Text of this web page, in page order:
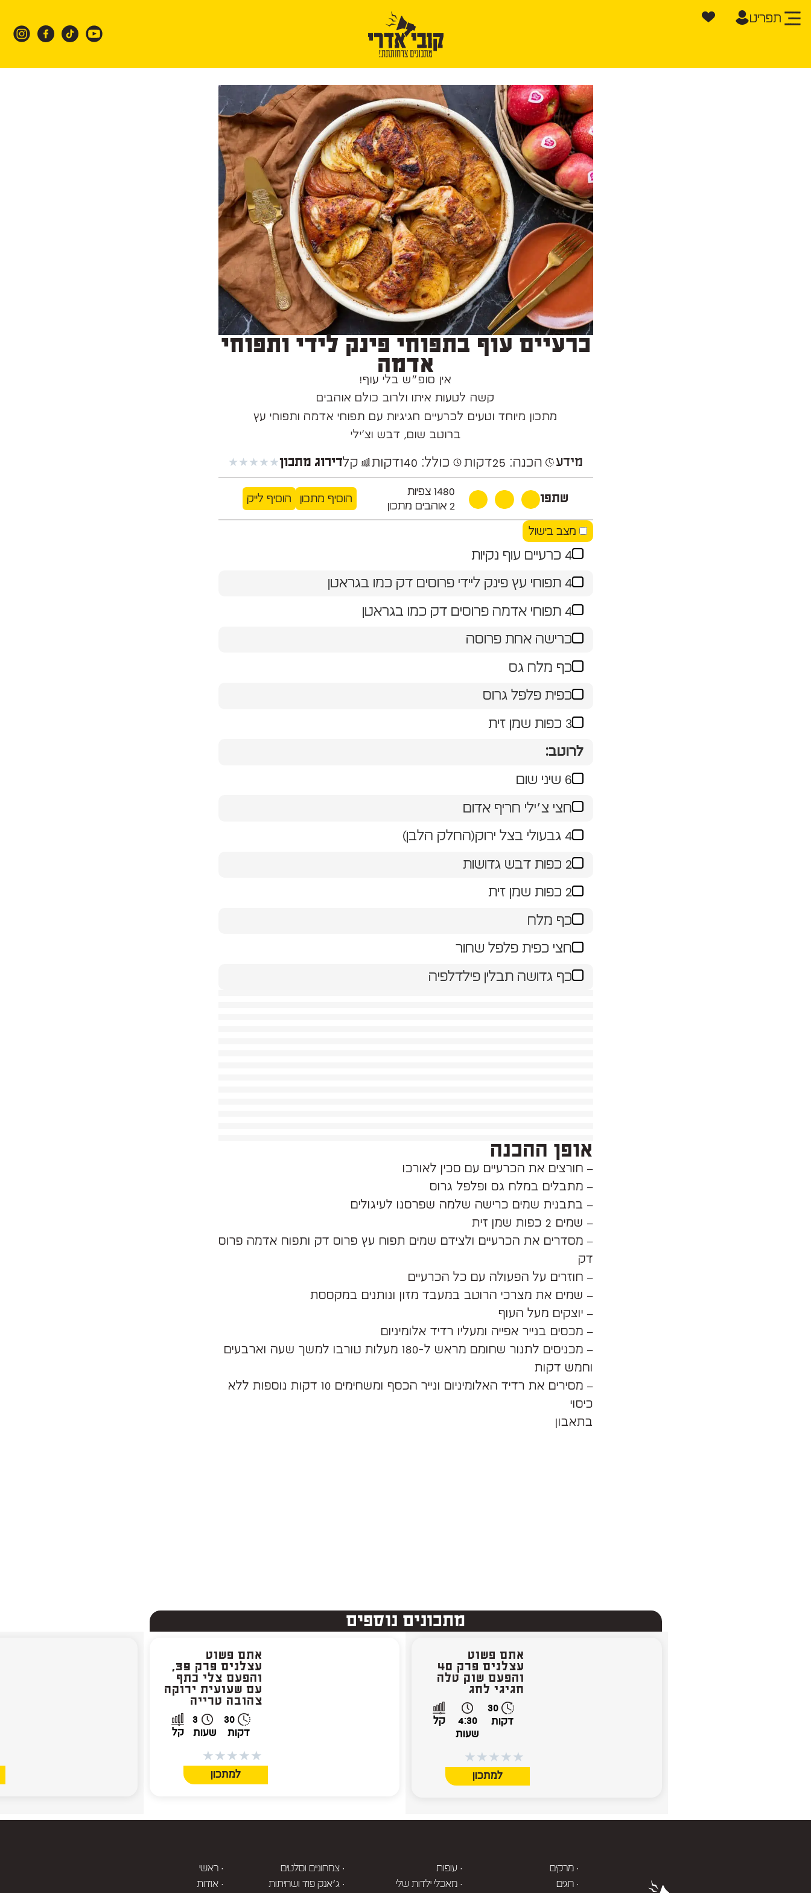
תפריט
כרעיים עוף בתפוחי פינק לידי ותפוחי
אדמה
אין סופ״ש בלי עוף!
קשה לטעות איתו ולרוב כולם אוהבים
מתכון מיוחד וטעים לכרעיים חגיגיות עם תפוחי אדמה ותפוחי עץ
ברוטב שום, דבש וצ’ילי
מידע הכנה: 25 דקות כולל: 140 דקות קלדירוג מתכון★
★
★
★
★
שתפו
1480צפיות
2 אוהבים מתכון
הוסיף מתכון הוסיף לייק
מצב בישול
4 כרעיים עוף נקיות
4 תפוחי עץ פינק ליידי פרוסים דק כמו בגראטן
4 תפוחי אדמה פרוסים דק כמו בגראטן
כרישה אחת פרוסה
כף מלח גס
כפית פלפל גרוס
3 כפות שמן זית
לרוטב:
6 שיני שום
חצי צ׳ילי חריף אדום
4 גבעולי בצל ירוק(החלק הלבן)
2 כפות דבש גדושות
2 כפות שמן זית
כף מלח
חצי כפית פלפל שחור
כף גדושה תבלין פילדלפיה
אופן ההכנה
– חורצים את הכרעיים עם סכין לאורכו
– מתבלים במלח גס ופלפל גרוס
– בתבנית שמים כרישה שלמה שפרסנו לעיגולים
– שמים 2 כפות שמן זית
– מסדרים את הכרעיים ולצידם שמים תפוח עץ פרוס דק ותפוח אדמה פרוס
דק
– חוזרים על הפעולה עם כל הכרעיים
– שמים את מצרכי הרוטב במעבד מזון ונותנים במקססת
– יוצקים מעל העוף
– מכסים בנייר אפייה ומעליו רדיד אלומיניום
– מכניסים לתנור שחומם מראש ל-180 מעלות טורבו למשך שעה וארבעים
וחמש דקות
– מסירים את רדיד האלומיניום ונייר הכסף ומשחימים 10 דקות נוספות ללא
כיסוי
בתאבון
מתכונים נוספים
אתם פשוט
עצלנים פרק 40
והפעם שוק טלה
חגיגי לחג
30
דקות
4:30
שעות
קל
★
★
★
★
★
למתכון
אתם פשוט
עצלנים פרק 39,
והפעם צלי כתף
עם שעועית ירוקה
צהובה טרייה
30
דקות
3
שעות
קל
★
★
★
★
★
למתכון
· מרקים
· חגים
· עופות
· מאכלי ילדות שלי
· צמחוניים וסלטים
· ג׳אנק פוד ושחיתות
· ראשי
· אודות